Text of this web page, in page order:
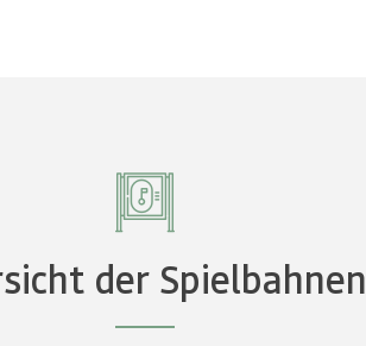
der Spielbahnen